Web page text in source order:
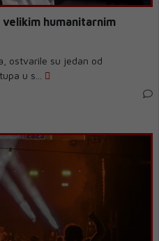
humanitarnim
ostvarile su jedan od
u s...